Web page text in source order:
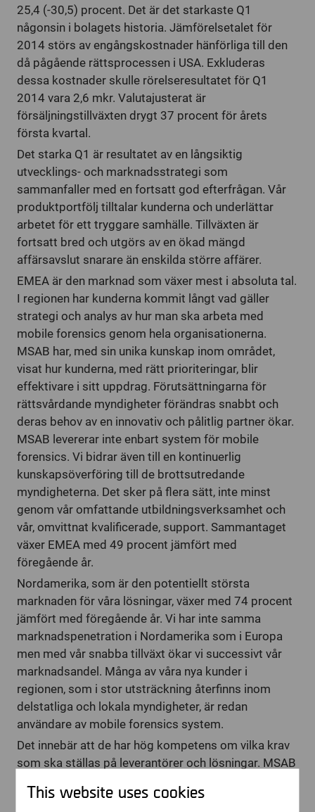
25,4 (-30,5) procent. Det är det starkaste Q1
någonsin i bolagets historia. Jämförelsetalet för
2014 störs av engångskostnader hänförliga till den
då pågående rättsprocessen i USA. Exkluderas
dessa kostnader skulle rörelseresultatet för Q1
2014 vara 2,6 mkr. Valutajusterat är
försäljningstillväxten drygt 37 procent för årets
första kvartal.
Det starka Q1 är resultatet av en långsiktig
utvecklings- och marknadsstrategi som
sammanfaller med en fortsatt god efterfrågan. Vår
produktportfölj tilltalar kunderna och underlättar
arbetet för ett tryggare samhälle. Tillväxten är
fortsatt bred och utgörs av en ökad mängd
affärsavslut snarare än enskilda större affärer.
EMEA är den marknad som växer mest i absoluta tal.
I regionen har kunderna kommit långt vad gäller
strategi och analys av hur man ska arbeta med
mobile forensics genom hela organisationerna.
MSAB har, med sin unika kunskap inom området,
visat hur kunderna, med rätt prioriteringar, blir
effektivare i sitt uppdrag. Förutsättningarna för
rättsvårdande myndigheter förändras snabbt och
deras behov av en innovativ och pålitlig partner ökar.
MSAB levererar inte enbart system för mobile
forensics. Vi bidrar även till en kontinuerlig
kunskapsöverföring till de brottsutredande
myndigheterna. Det sker på flera sätt, inte minst
genom vår omfattande utbildningsverksamhet och
vår, omvittnat kvalificerade, support. Sammantaget
växer EMEA med 49 procent jämfört med
föregående år.
Nordamerika, som är den potentiellt största
marknaden för våra lösningar, växer med 74 procent
jämfört med föregående år. Vi har inte samma
marknadspenetration i Nordamerika som i Europa
men med vår snabba tillväxt ökar vi successivt vår
marknadsandel. Många av våra nya kunder i
regionen, som i stor utsträckning återfinns inom
delstatliga och lokala myndigheter, är redan
användare av mobile forensics system.
Det innebär att de har hög kompetens om vilka krav
som ska ställas på leverantörer och lösningar. MSAB
(National Institute of Standards and Technology) i
This website uses cookies